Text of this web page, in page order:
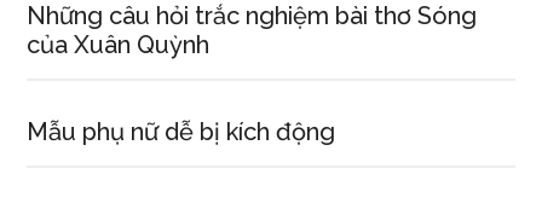
Những câu hỏi trắc nghiệm bài thơ Sóng
của Xuân Quỳnh
Mẫu phụ nữ dễ bị kích động